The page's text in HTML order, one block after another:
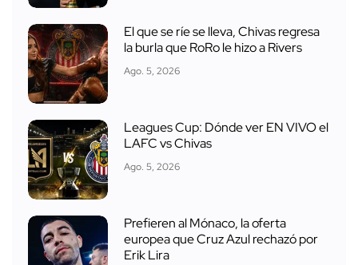
El que se ríe se lleva, Chivas regresa
la burla que RoRo le hizo a Rivers
Ago. 5, 2026
Leagues Cup: Dónde ver EN VIVO el
LAFC vs Chivas
Ago. 5, 2026
Prefieren al Mónaco, la oferta
europea que Cruz Azul rechazó por
Erik Lira